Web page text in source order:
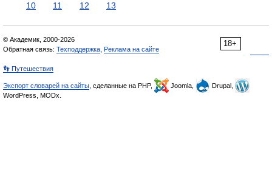
10
11 12 13
18+
© Академик, 2000-2026
Обратная связь: Техподдержка Реклама на сайте
👣 Путешествия
Экспорт словарей на сайты , сделанные на PHP, Joomla,
Drupal,
WordPress, MODx.